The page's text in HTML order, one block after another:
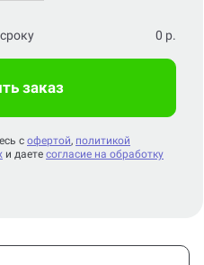
0 р.
заказ
с офертой, политикой
и даете согласие на обработку